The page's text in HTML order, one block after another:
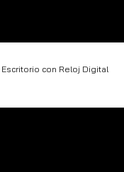
con Reloj Digital